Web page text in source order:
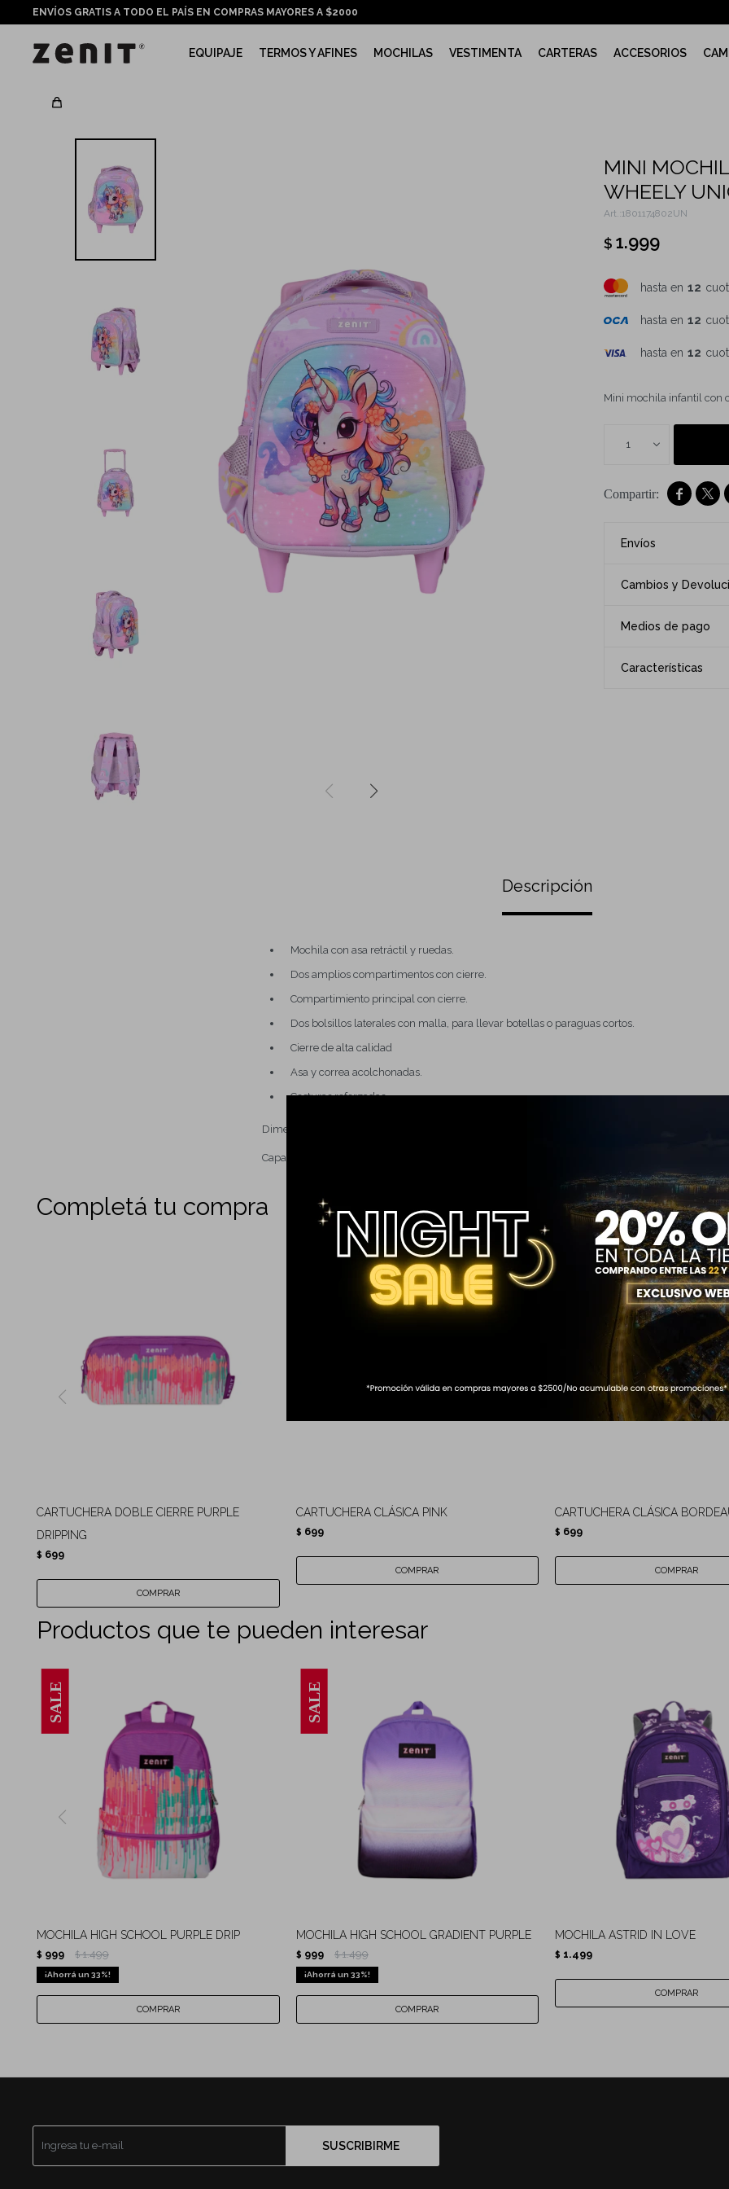
EQUIPAJE TERMOS Y AFINES MOCHILAS VESTIMENTA CARTERAS ACCESORIOS
ENVÍOS GRATIS A TODO EL PAÍS EN COMPRAS MAYORES A $2000
MINI
WHEELY
1801174802UN
$ 1.999
hasta en 12
hasta en 12
hasta en 12
Mini mochila infantil con
1
 
Envíos
Cambios y
Medios de pago
Características
Descripción
Mochila con asa retráctil y ruedas.
Dos amplios compartimentos con cierre.
Compartimiento principal con cierre.
Dos bolsillos laterales con malla, para llevar botellas o paraguas cortos.
Cierre de alta calidad
Asa y correa acolchonadas.
Costuras reforzadas
Dimensiones: 29 cm ALTO x 25 cm ANCH. x 11 cm PROF.
Capacidad: 8 lt
Completá tu compra
CARTUCHERA DOBLE CIERRE PURPLE
DRIPPING
$ 699
CARTUCHERA CLÁSICA PINK
$ 699
CARTUCHERA CLÁSICA
$ 699
Productos que te pueden interesar
MOCHILA HIGH SCHOOL PURPLE DRIP
$ 999 $ 1.499
33
MOCHILA HIGH SCHOOL GRADIENT PURPLE
$ 999 $ 1.499
33
MOCHILA ASTRID IN LOVE
$ 1.499
SUSCRIBIRME